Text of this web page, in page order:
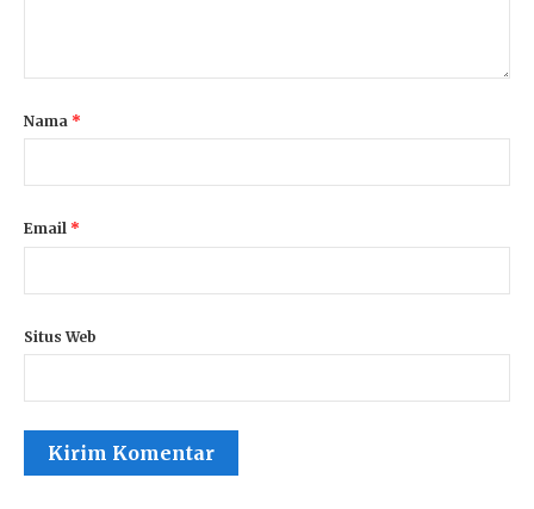
Nama *
Email *
Situs Web